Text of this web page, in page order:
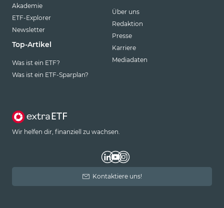
Akademie
ETF-Explorer
Newsletter
Top-Artikel
Was ist ein ETF?
Was ist ein ETF-Sparplan?
Über uns
Redaktion
Presse
Karriere
Mediadaten
Wir helfen dir, finanziell zu wachsen.
Kontaktiere uns!